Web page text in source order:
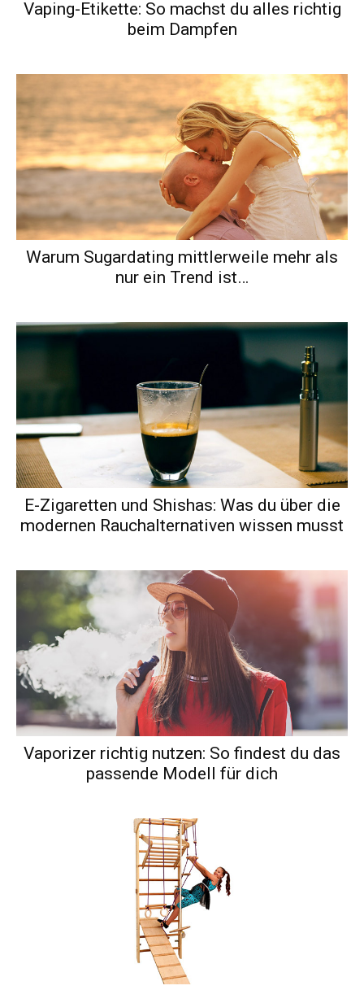
Vaping-Etikette: So machst du alles richtig
beim Dampfen
Warum Sugardating mittlerweile mehr als
nur ein Trend ist…
E-Zigaretten und Shishas: Was du über die
modernen Rauchalternativen wissen musst
Vaporizer richtig nutzen: So findest du das
passende Modell für dich